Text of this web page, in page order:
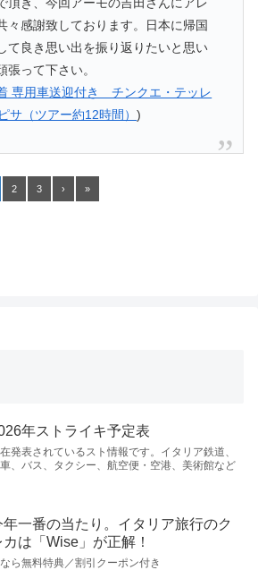
々感謝致しております。日本に帰国
て良き思い出を振り返りたいと思い
張って下さい。
専用車送迎付き チンクエ・テッレ
サ（ツアー約12時間）)
2 3 › »
年ストライキ予定表
発表されているスト情報です。イタリア鉄道、
、バス、タクシー、航空便・空港、美術館など
年一番の当たり。イタリア旅行のク
カは「Wise」が正解！
ら無料特典／割引クーポン付き